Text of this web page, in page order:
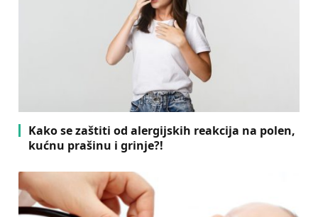
Kako se zaštiti od alergijskih reakcija na polen,
kućnu prašinu i grinje?!